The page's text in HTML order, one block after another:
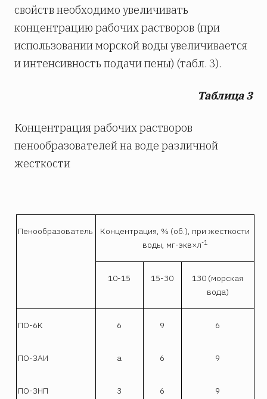
свойств необходимо увеличивать
концентрацию рабочих растворов (при
использовании морской воды увеличивается
и интенсивность подачи пены) (табл. 3).
Таблица 3
Концентрация рабочих растворов
пенообразователей на воде различной
жесткости
Пенообразователь
Концентрация, % (об.), при жесткости
воды, мг-экв×л-1
10-15 15-30
130 (морская
вода)
ПО-6К 6 9 6
ПО-ЗАИ а 6 9
ПО-ЗНП 3 6 9